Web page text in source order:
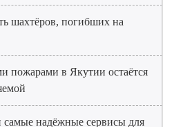
шахтёров, погибших на
пожарами в Якутии остаётся
надёжные сервисы для